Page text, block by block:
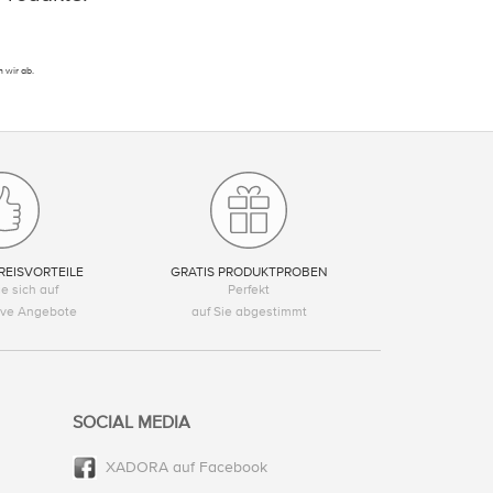
wir ab.
sich auf
Angebote
GRATIS PRODUKTPROBEN
Perfekt
auf Sie abgestimmt
SOCIAL MEDIA
XADORA auf Facebook